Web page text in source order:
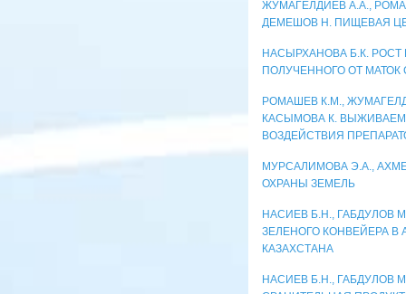
ЖУМАГЕЛДИЕВ А.А.,
ДЕМЕШОВ Н. ПИЩЕВАЯ
НАСЫРХАНОВА Б.К.
ПОЛУЧЕННОГО ОТ
РОМАШЕВ К.М.,
КАСЫМОВА К.
ВОЗДЕЙСТВИЯ
МУРСАЛИМОВА Э.А.,
ОХРАНЫ ЗЕМЕЛЬ
НАСИЕВ Б.Н., ГАБДУЛОВ
ЗЕЛЕНОГО КОНВЕЙЕРА
КАЗАХСТАНА
НАСИЕВ Б.Н., ГАБДУЛОВ